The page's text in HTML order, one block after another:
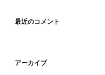
最近のコメント
アーカイブ